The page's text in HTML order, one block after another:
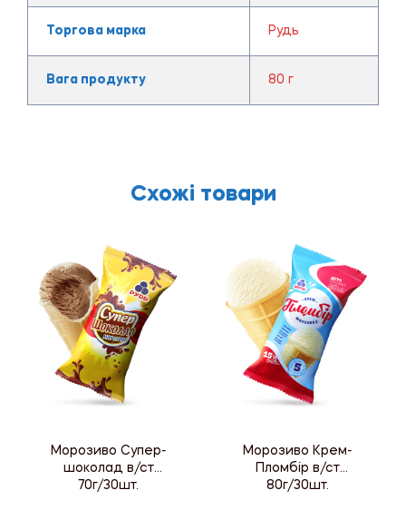
Торгова марка Рудь
Вага продукту 80 г
Схожі товари
Морозиво Супер-
шоколад в/ст
70г/30шт.
Морозиво Крем-
Пломбір в/ст
80г/30шт.